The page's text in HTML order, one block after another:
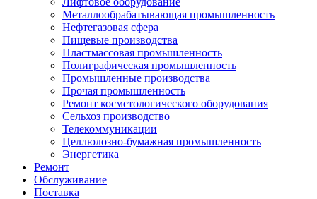
Металлообрабатывающая промышленность
Нефтегазовая сфера
Пищевые производства
Пластмассовая промышленность
Полиграфическая промышленность
Промышленные производства
Прочая промышленность
Ремонт косметологического оборудования
Сельхоз производство
Телекоммуникации
Целлюлозно-бумажная промышленность
Энергетика
Ремонт
Обслуживание
Поставка